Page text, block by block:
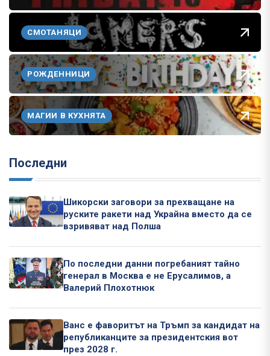
СМОТАНЯЦИ
РОЖДЕННИЦИ
МАГИИ В КУХНЯТА
Последни
Шикорски заговори за прехващане на
руските ракети над Украйна вместо да се
взривяват над Полша
По последни данни погребаният тайно
генерал в Москва е не Ерусалимов, а
Валерий Плохотнюк
Ванс е фаворитът на Тръмп за кандидат на
републиканците за президентския вот
през 2028 г.